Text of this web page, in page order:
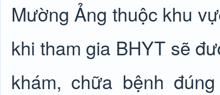
Mường Ảng thuộc khu
khi tham gia BHYT sẽ
khám, chữa bệnh